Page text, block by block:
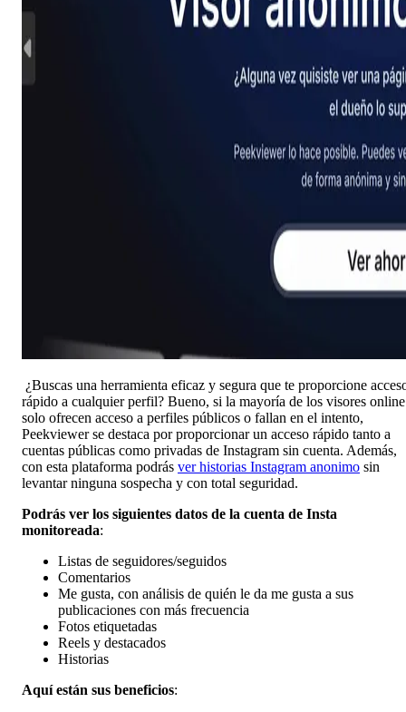
¿Buscas una herramienta eficaz y segura que te proporcione
rápido a cualquier perfil? Bueno, si la mayoría de los visores online
solo ofrecen acceso a perfiles públicos o fallan en el intento,
Peekviewer se destaca por proporcionar un acceso rápido tanto a
cuentas públicas como privadas de Instagram sin cuenta. Además,
con esta plataforma podrás ver historias Instagram anonimo sin
levantar ninguna sospecha y con total seguridad.
Podrás ver los siguientes datos de la cuenta de Insta
monitoreada:
Listas de seguidores/seguidos
Comentarios
Me gusta, con análisis de quién le da me gusta a sus
publicaciones con más frecuencia
Fotos etiquetadas
Reels y destacados
Historias
Aquí están sus beneficios: